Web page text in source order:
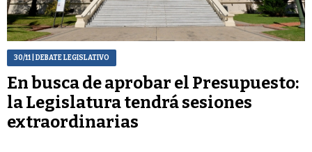
30/11| DEBATE LEGISLATIVO
En busca de aprobar el Presupuesto:
la Legislatura tendrá sesiones
extraordinarias